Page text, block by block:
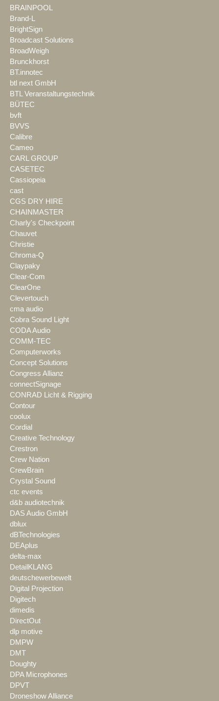
BRAINPOOL
Brand-L
BrightSign
Broadcast Solutions
BroadWeigh
Brunckhorst
BT.innotec
btl next GmbH
BTL Veranstaltungstechnik
BÜTEC
bvft
BVVS
Calibre
Cameo
CARL GROUP
CASETEC
Cassiopeia
cast
CGS DRY HIRE
CHAINMASTER
Charly's Checkpoint
Chauvet
Christie
Chroma-Q
Claypaky
Clear-Com
ClearOne
Clevertouch
cma audio
Cobra Sound Light
CODA Audio
COMM-TEC
Computerworks
Concept Solutions
Congress Allianz
connectSignage
CONRAD Licht & Rigging
Contour
coolux
Cordial
Creative Technology
Crestron
Crew Nation
CrewBrain
Crystal Sound
ctc events
d&b audiotechnik
DAS Audio GmbH
dblux
dBTechnologies
DEAplus
delta-max
DetailKLANG
deutschewerbewelt
Digital Projection
Digitech
dimedis
DirectOut
dlp motive
DMPW
DMT
Doughty
DPA Microphones
DPVT
Droneshow Alliance